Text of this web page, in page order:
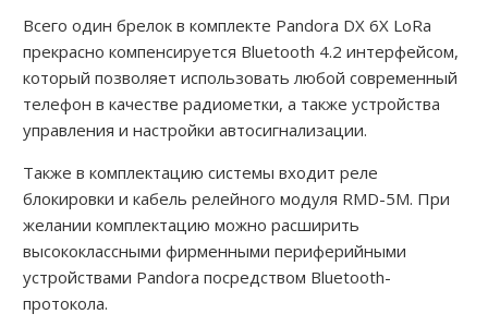
Всего один брелок в комплекте Pandora DX 6X LoRa
прекрасно компенсируется Bluetooth 4.2 интерфейсом,
который позволяет использовать любой современный
телефон в качестве радиометки, а также устройства
управления и настройки автосигнализации.
Также в комплектацию системы входит реле
блокировки и кабель релейного модуля RMD-5M. При
желании комплектацию можно расширить
высококлассными фирменными периферийными
устройствами Pandora посредством Bluetooth-
протокола.